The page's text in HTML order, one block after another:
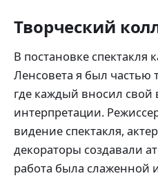
Творческий
В постановке спектакля
Ленсовета я был частью
где каждый вносил свой
интерпретации.
видение спектакля,
декораторы создавали
работа была